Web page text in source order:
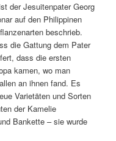
der Jesuitenpater Georg
auf den Philippinen
beschrieb.
die Gattung dem Pater
dass die ersten
kamen, wo man
an ihnen fand. Es
Varietäten und Sorten
der Kamelie
Bankette – sie wurde